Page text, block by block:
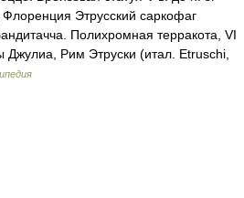
Этрусский саркофаг
Полихромная терракота, VI
Джулиа, Рим Этруски (итал. Etruschi,